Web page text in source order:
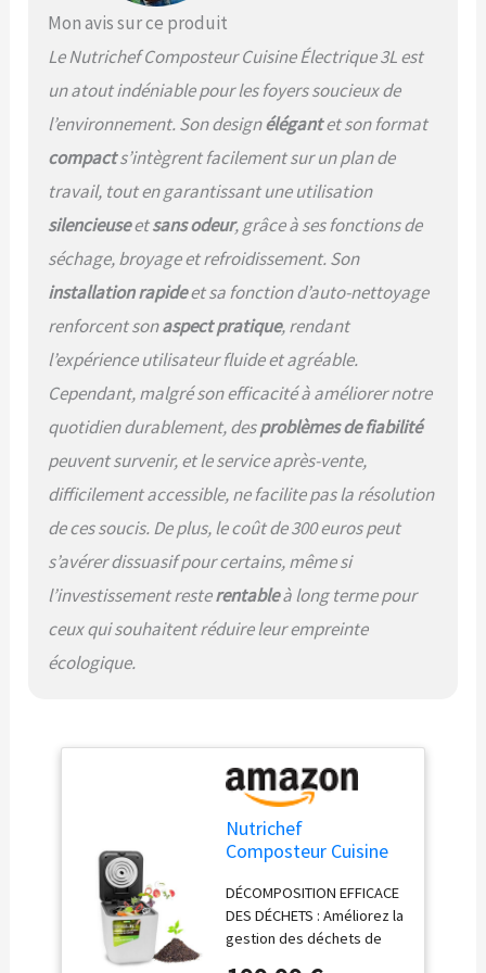
de compost cuisine simple
CONVIVIAL : Simplifiez
votre routine de gestion
Design Compact et Idéal.
Parfaite pour les petites
appartements, la poubelle
compost offre une facilité
d'utilisation et intègre des
mécanismes de sécurité.
MATÉRIAUX : Faites un choix
conscient avec notre
Composteur de cuisine
Alimentaires, fabriqué en
plastique PP et ABS de
haute qualité. Cette
solution durable garantit
une option lavable au lave-
vaisselle, en faisant un
ajout responsable à votre
cuisine. SOLUTION
POLYVALENTE POUR LES
DÉCHETS DE CUISINE :
Notre poubelle cuisine
compost traite divers
déchets, des fruits aux
déchets est pratique et
durable. Optez pour notre
bac compost cuisine
alimentaires efficace et
conviviale.
Mon avis sur ce produit
Le Nutrichef Composteur Cuisine Électrique 3L est
un atout indéniable pour les foyers soucieux de
l’environnement. Son designélégantet son format
compacts’intègrent facilement sur un plan de
travail, tout en garantissant une utilisation
silencieuseetsans odeur, grâce à ses fonctions de
séchage, broyage et refroidissement. Son
installation rapideet sa fonction d’auto-nettoyage
renforcent sonaspect pratique, rendant
l’expérience utilisateur fluide et agréable.
Cependant, malgré son efficacité à améliorer notre
quotidien durablement, desproblèmes de fiabilité
peuvent survenir, et le service après-vente,
difficilement accessible, ne facilite pas la résolution
de ces soucis. De plus, le coût de 300 euros peut
s’avérer dissuasif pour certains, même si
l’investissement resterentableà long terme pour
ceux qui souhaitent réduire leur empreinte
écologique.
Nutrichef
Composteur Cuisine
Poubelle Compost
Cuisine Automatique
de Comptoir -
Fonctions de
DÉCOMPOSITION EFFICACE
DES DÉCHETS : Améliorez la
gestion des déchets de